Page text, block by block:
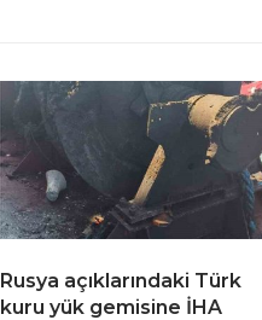
Rusya açıklarındaki Türk
kuru yük gemisine İHA